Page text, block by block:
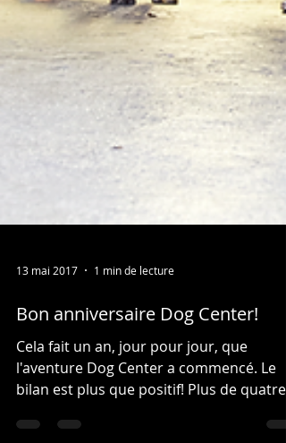
Bon anniversaire Dog Center!
Cela fait un an, jour pour jour, que
l'aventure Dog Center a commencé. Le
bilan est plus que positif! Plus de quatre